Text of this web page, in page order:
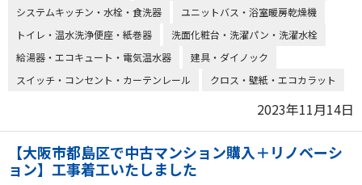
システムキッチン・水栓・食洗器
ユニットバス・浴室暖房乾燥機
トイレ・温水洗浄便座・紙巻器
洗面化粧台・洗濯パン・洗濯水栓
給湯器・エコキュート・電気温水器
建具・ダイノック
スイッチ・コンセント・カーテンレール
クロス・壁紙・エコカラット
2023年11月14日
【大阪市都島区で中古マンション購入＋リノベーシ
ョン】工事着工いたしました